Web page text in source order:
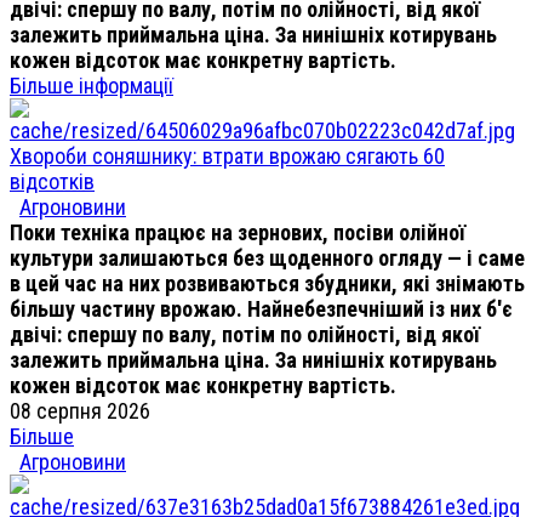
двічі: спершу по валу, потім по олійності, від якої
залежить приймальна ціна. За нинішніх котирувань
кожен відсоток має конкретну вартість.
Більше інформації
Хвороби соняшнику: втрати врожаю сягають 60
відсотків
Агроновини
Поки техніка працює на зернових, посіви олійної
культури залишаються без щоденного огляду — і саме
в цей час на них розвиваються збудники, які знімають
більшу частину врожаю. Найнебезпечніший із них б'є
двічі: спершу по валу, потім по олійності, від якої
залежить приймальна ціна. За нинішніх котирувань
кожен відсоток має конкретну вартість.
08 серпня 2026
Більше
Агроновини